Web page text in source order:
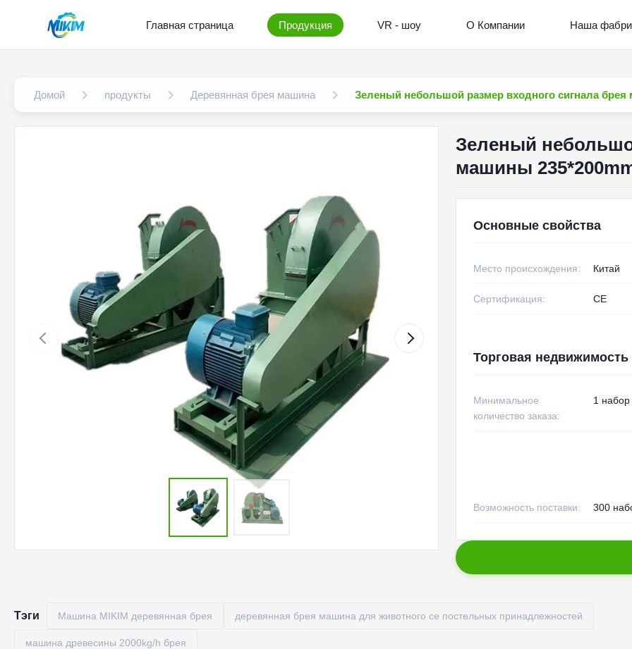
Главная страница Продукция VR - шоу О Компании Наша
Домой продукты Деревянная брея машина Зеленый небольшой размер входного сигнала
Зеленый
машины
Основные свойства
Место происхождения: Китай
Сертификация: CE
Торговая недвижимость
Минимальное
количество заказа:
1 набор
Возможность поставки: 300
Тэги Машина MIKIM деревянная брея деревянная брея машина для животного ce постельных принадлежностей
машина древесины 2000kg/h брея